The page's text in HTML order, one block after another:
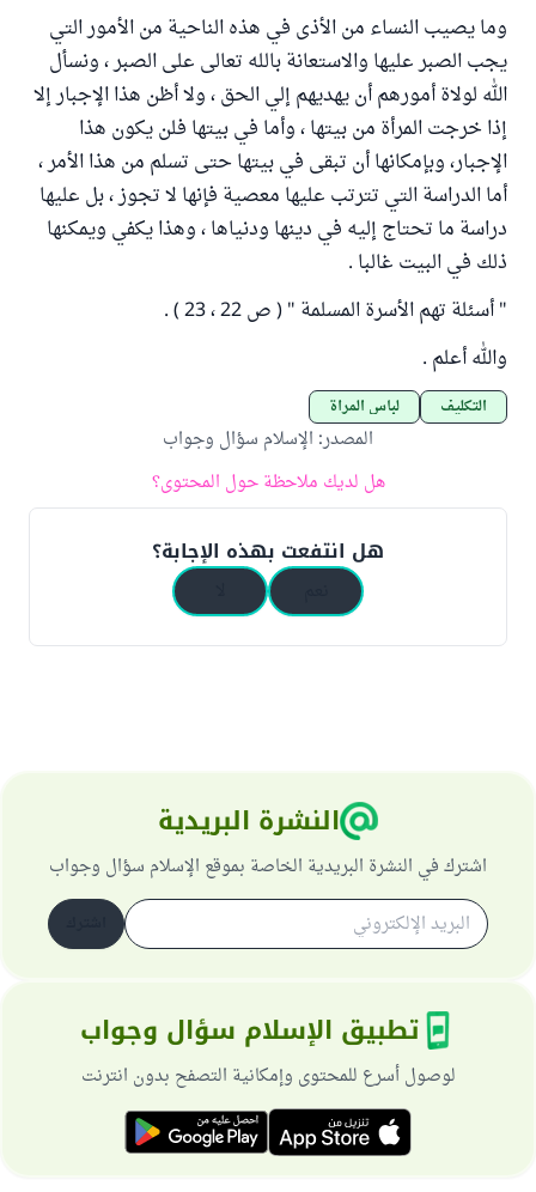
وما يصيب النساء من الأذى في هذه الناحية من الأمور التي
يجب الصبر عليها والاستعانة بالله تعالى على الصبر ، ونسأل
الله لولاة أمورهم أن يهديهم إلي الحق ، ولا أظن هذا الإجبار إلا
إذا خرجت المرأة من بيتها ، وأما في بيتها فلن يكون هذا
الإجبار، وبإمكانها أن تبقى في بيتها حتى تسلم من هذا الأمر ،
أما الدراسة التي تترتب عليها معصية فإنها لا تجوز ، بل عليها
دراسة ما تحتاج إليه في دينها ودنياها ، وهذا يكفي ويمكنها
ذلك في البيت غالبا .
" أسئلة تهم الأسرة المسلمة " ( ص 22 ، 23 ) .
والله أعلم .
التكليف لباس المرأة
المصدر: الإسلام سؤال وجواب
هل لديك ملاحظة حول المحتوى؟
هل انتفعت بهذه الإجابة؟
النشرة البريدية
اشترك في النشرة البريدية الخاصة بموقع الإسلام سؤال وجواب
تطبيق الإسلام سؤال وجواب
لوصول أسرع للمحتوى وإمكانية التصفح بدون انترنت